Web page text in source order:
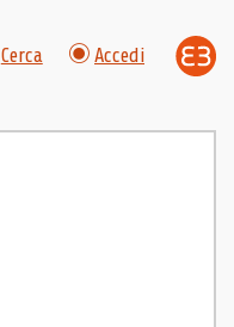
Cerca Accedi